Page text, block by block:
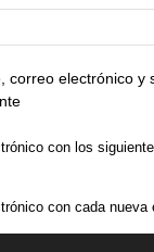
correo electrónico y
con los
con cada nueva